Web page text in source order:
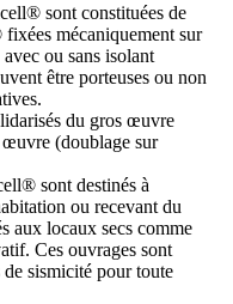
sont constituées de
mécaniquement sur
ou sans isolant
être porteuses ou non
du gros œuvre
(doublage sur
sont destinés à
ou recevant du
aux locaux secs comme
Ces ouvrages sont
de sismicité pour toute